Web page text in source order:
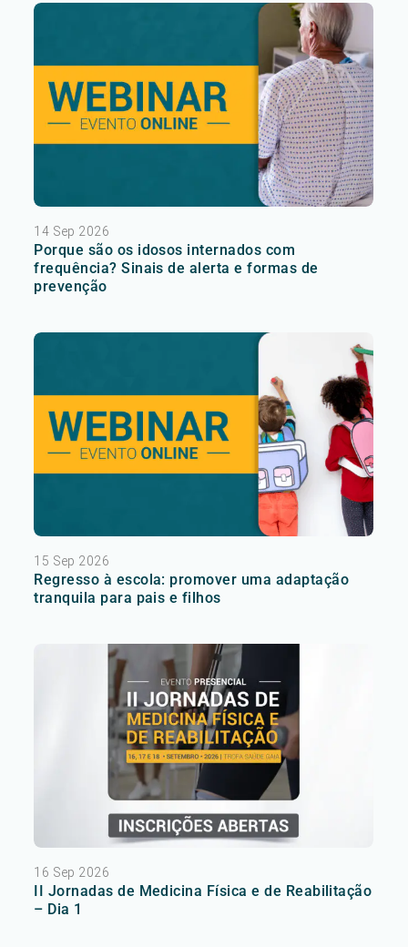
14 Sep 2026
Porque são os idosos internados com
frequência? Sinais de alerta e formas de
prevenção
15 Sep 2026
Regresso à escola: promover uma adaptação
tranquila para pais e filhos
16 Sep 2026
II Jornadas de Medicina Física e de Reabilitação
– Dia 1